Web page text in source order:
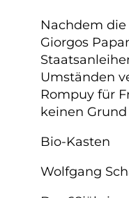
Nachdem
Giorgos
Umständen
Rompuy für
keinen
Bio-Kasten
Wolfgang